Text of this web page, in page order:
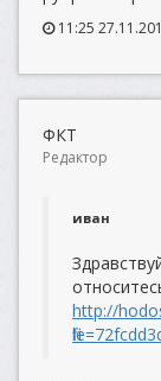
11:25
ФКТ
Редактор
иван
http://